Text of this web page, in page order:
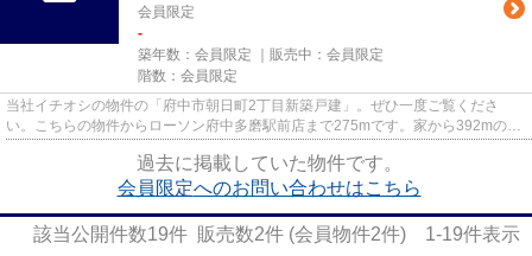
会員限定
-
築年数： 会員限定 ｜販売中： 会員限定
階数： 会員限定
当社イチオシの物件の「府中市朝日町2丁目新築戸建」。ぜひ一度ご覧くださ
い。こちらの物件からローソン府中多磨駅前店まで275mです。家から392mの場
過去に掲載していた物件です。
会員限定へのお問い合わせはこちら
該当公開件数19件 販売数2件 (会員物件2件) 1-19件表示